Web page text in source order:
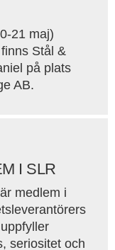
21 maj)
Stål &
på plats
AB.
I SLR
medlem i
seriositet och